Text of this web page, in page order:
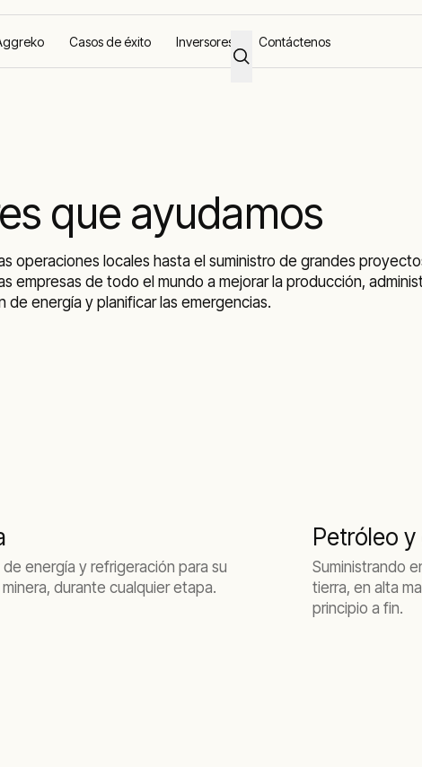
Casos de éxito Inversores Contáctenos
que ayudamos
operaciones locales hasta el suministro de grandes
empresas de todo el mundo a mejorar la producción,
de energía y planificar las emergencias.
de energía y refrigeración para su
durante cualquier etapa.
Petróleo y
Suministrando
tierra, en alta
principio a fin.